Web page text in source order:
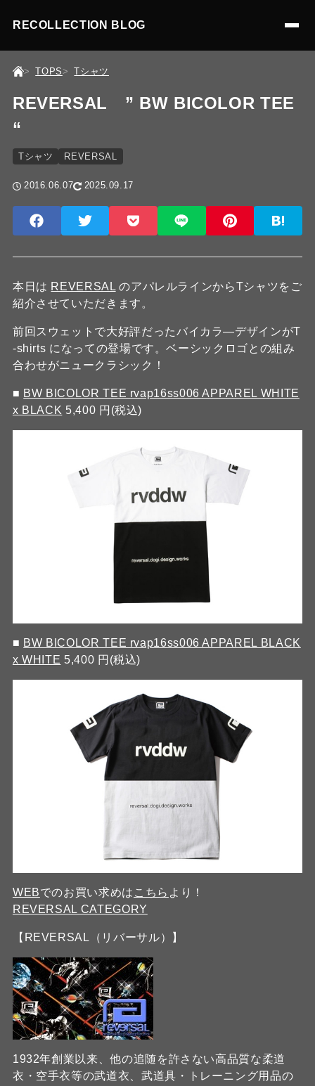
RECOLLECTION BLOG
TOPS Tシャツ
REVERSAL ” BW BICOLOR TEE
“
Tシャツ REVERSAL
2016.06.07 2025.09.17
本日は REVERSAL のアパレルラインからTシャツをご
紹介させていただきます。
前回スウェットで大好評だったバイカラ―デザインがT
-shirts になっての登場です。ベーシックロゴとの組み
合わせがニュークラシック！
■ BW BICOLOR TEE rvap16ss006 APPAREL WHITE
x BLACK 5,400 円(税込)
■ BW BICOLOR TEE rvap16ss006 APPAREL BLACK
x WHITE 5,400 円(税込)
WEBでのお買い求めは こちら より！
REVERSAL CATEGORY
【REVERSAL（リバーサル）】
1932年創業以来、他の追随を許さない高品質な柔道
衣・空手衣等の武道衣、武道具・トレーニング用品の